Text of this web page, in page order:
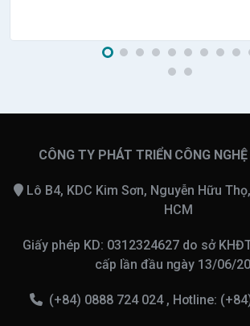
CÔNG TY PHÁT TRIỂN CÔNG NGHỆ
Lô B4, KDC Kim Sơn, Nguyễn Hữu
HCM
Giấy phép KD: 0312324627 do sở
cấp lần đầu ngày 13/06/
(+84) 0888 724 024 , Hotline: